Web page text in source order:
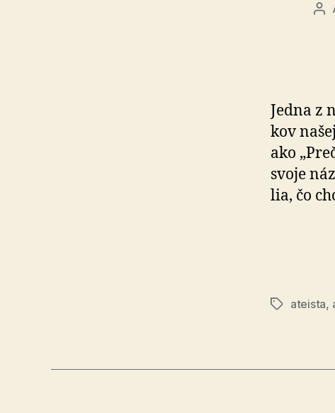
Jedna z
kov
ako
svoje
lia, čo
Značkyateista,